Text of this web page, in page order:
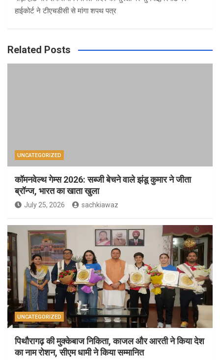
हाईकोर्ट ने टीएचडीसी से मांगा शपथ पत्र
Related Posts
UNCATEGORIZED
कॉमनवेल्थ गेम्स 2026: सब्जी बेचने वाले झंडू कुमार ने जीता
ब्रॉन्ज, भारत का खाता खुला
July 25, 2026 sachkiawaz
UNCATEGORIZED
पिथौरागढ़ की मुक्केबाज निकिता, काजल और आरती ने किया देश
का नाम रोशन, सीएम धामी ने किया सम्मानित